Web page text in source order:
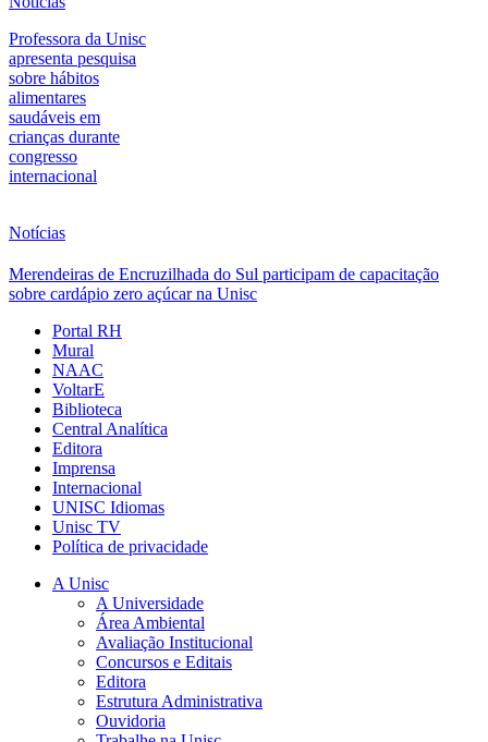
Professora da Unisc
apresenta pesquisa
sobre hábitos
alimentares
saudáveis em
crianças durante
congresso
internacional
Notícias
Merendeiras de Encruzilhada do Sul participam de capacitação
sobre cardápio zero açúcar na Unisc
Portal RH
Mural
NAAC
VoltarE
Biblioteca
Central Analítica
Editora
Imprensa
Internacional
UNISC Idiomas
Unisc TV
Política de privacidade
A Unisc
A Universidade
Área Ambiental
Avaliação Institucional
Concursos e Editais
Editora
Estrutura Administrativa
Ouvidoria